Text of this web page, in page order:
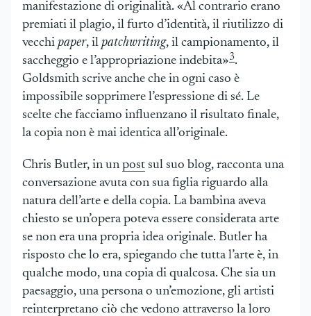
manifestazione di originalità. «Al contrario erano
premiati il plagio, il furto d’identità, il riutilizzo di
vecchi paper, il patchwriting, il campionamento, il
saccheggio e l’appropriazione indebita»3.
Goldsmith scrive anche che in ogni caso è
impossibile sopprimere l’espressione di sé. Le
scelte che facciamo influenzano il risultato finale,
la copia non è mai identica all’originale.
Chris Butler, in un post sul suo blog, racconta una
conversazione avuta con sua figlia riguardo alla
natura dell’arte e della copia. La bambina aveva
chiesto se un’opera poteva essere considerata arte
se non era una propria idea originale. Butler ha
risposto che lo era, spiegando che tutta l’arte è, in
qualche modo, una copia di qualcosa. Che sia un
paesaggio, una persona o un’emozione, gli artisti
reinterpretano ciò che vedono attraverso la loro